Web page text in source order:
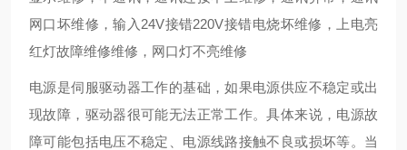
网口坏维修，输入24V接错220V接错电烧坏维修，上电亮
红灯故障维修维修，网口灯不亮维修
电源是伺服驱动器工作的基础，如果电源供应不稳定或出
现故障，驱动器很可能无法正常工作。具体来说，电源故
障可能包括电压不稳定、电源线路接触不良或损坏等。当